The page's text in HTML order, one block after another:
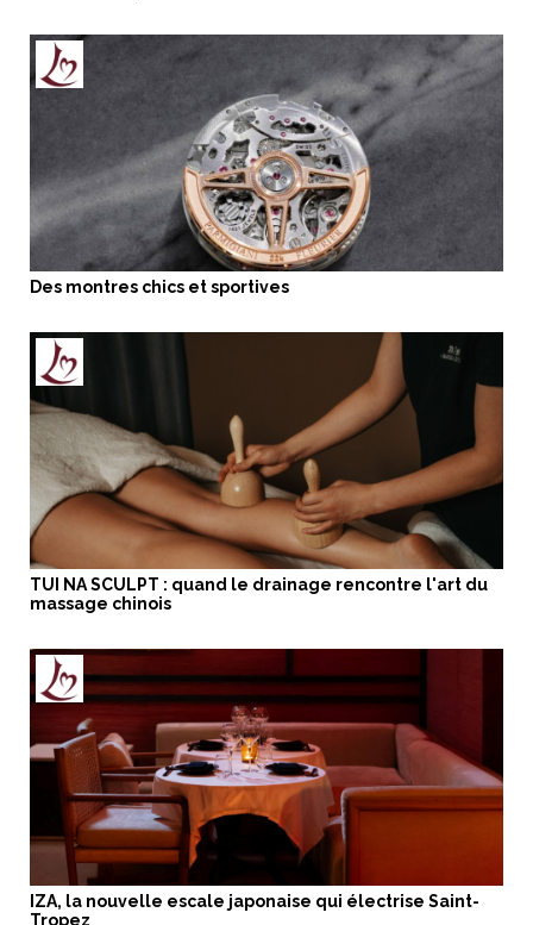
Des montres chics et sportives
TUI NA SCULPT : quand le drainage rencontre l'art du
massage chinois
IZA, la nouvelle escale japonaise qui électrise Saint-
Tropez